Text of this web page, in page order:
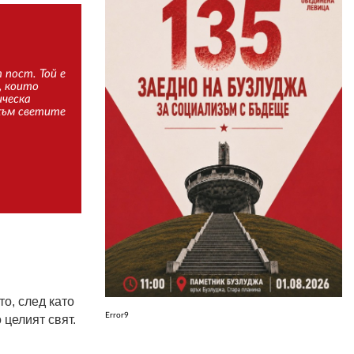
пост. Той е
които
светите
след като
свят.
Error9
АВТОРИ
РЕДАКЦИЯ
РЕКЛАМА
АБОНАМЕНТ
УСЛОВИЯ ЗА ПОЛЗВАНЕ
ПОЛИТИКА ЗА БИСКВИТКИТЕ
ПОЛИТИКАТА ЗА